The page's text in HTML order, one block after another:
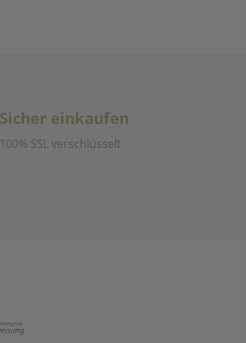
Sicher einkaufen
100% SSL verschlüsselt